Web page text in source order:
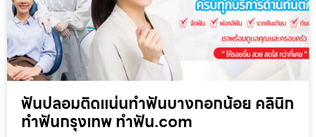
ฟันปลอมติดแน่นทำฟันบางกอกน้อย คลินิก
ทำฟันกรุงเทพ ทำฟัน.com